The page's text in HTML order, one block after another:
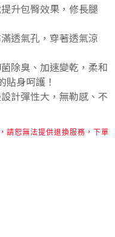
升包臀效果，修長腿
透氣孔，穿著透氣涼
除臭、加速變乾，柔和
貼身呵護！
計彈性大，無勒感、不
請恕無法提供退換服務，下單